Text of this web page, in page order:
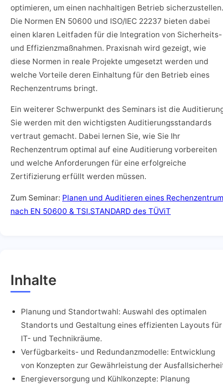
optimieren, um einen nachhaltigen Betrieb sicherzustellen.
Die Normen EN 50600 und ISO/IEC 22237 bieten dabei
einen klaren Leitfaden für die Integration von Sicherheits-
und Effizienzmaßnahmen. Praxisnah wird gezeigt, wie
diese Normen in reale Projekte umgesetzt werden und
welche Vorteile deren Einhaltung für den Betrieb eines
Rechenzentrums bringt.
Ein weiterer Schwerpunkt des Seminars ist die
Sie werden mit den wichtigsten Auditierungsstandards
vertraut gemacht. Dabei lernen Sie, wie Sie Ihr
Rechenzentrum optimal auf eine Auditierung vorbereiten
und welche Anforderungen für eine erfolgreiche
Zertifizierung erfüllt werden müssen.
Zum Seminar: Planen und Auditieren eines
nach EN 50600 & TSI.STANDARD des TÜViT
Inhalte
Planung und Standortwahl: Auswahl des optimalen
Standorts und Gestaltung eines effizienten Layouts für
IT- und Technikräume.
Verfügbarkeits- und Redundanzmodelle: Entwicklung
von Konzepten zur Gewährleistung der
Energieversorgung und Kühlkonzepte: Planung